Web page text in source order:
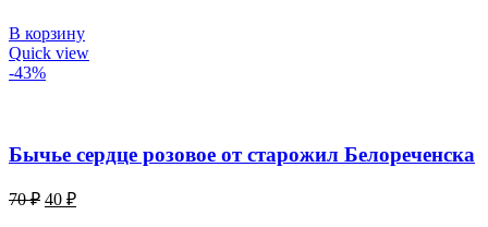
В корзину
Quick view
-43%
Бычье сердце розовое от старожил Белореченска
70₽ Первоначальная
40 ₽Текущая